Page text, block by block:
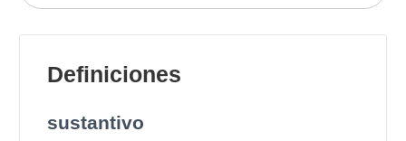
Definiciones
sustantivo